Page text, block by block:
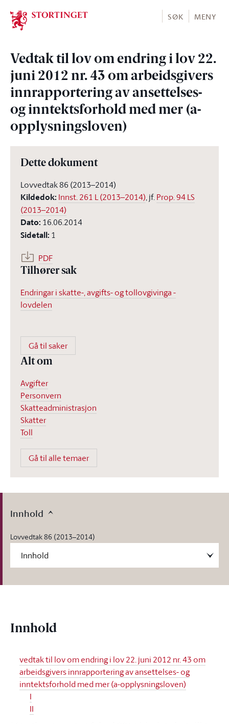
Stortinget.no
SØK MENY
Vedtak til lov om endring i lov 22.
juni 2012 nr. 43 om arbeidsgivers
innrapportering av ansettelses-
og inntektsforhold med mer (a-
opplysningsloven)
Dette dokument
Lovvedtak 86 (2013–2014)
Kildedok: Innst. 261 L (2013–2014), jf.Prop. 94 LS
(2013–2014)
Dato: 16.06.2014
Sidetall: 1
PDF
Tilhører sak
Endringar i skatte-, avgifts- og tollovgivinga -
lovdelen
Gå til saker
Alt om
Avgifter
Personvern
Skatteadministrasjon
Skatter
Toll
Gå til alle temaer
Innhold
Lovvedtak 86 (2013–2014)
Innhold
vedtak til lov om endring i lov 22. juni 2012 nr. 43 om
arbeidsgivers innrapportering av ansettelses- og
inntektsforhold med mer (a-opplysningsloven)
I
II